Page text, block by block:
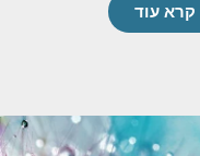
קרא עוד